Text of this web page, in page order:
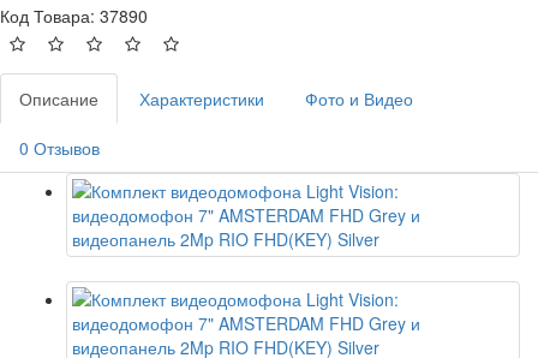
Код Товара: 37890
Описание Характеристики Фото и Видео
0 Отзывов